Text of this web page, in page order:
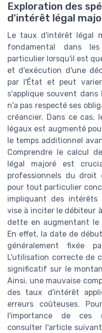
Exploration des
d'intérêt légal
Le taux d'intérêt légal
fondamental dans
particulier lorsqu'il est
et d'exécution d'une
par l'État et peut
s'applique souvent
n'a pas respecté ses
créancier. Dans ce
légaux est augmenté
le temps additionnel
Comprendre le calcul
légal majoré est
professionnels du
pour tout particulier
impliquant des
vise à inciter le débiteur
dette en augmentant
En effet, la date de
généralement fixée
L'utilisation correcte de
significatif sur le
Ainsi, une mauvaise
des taux d'intérêt
erreurs coûteuses.
l'importance de ces
consulter l'article